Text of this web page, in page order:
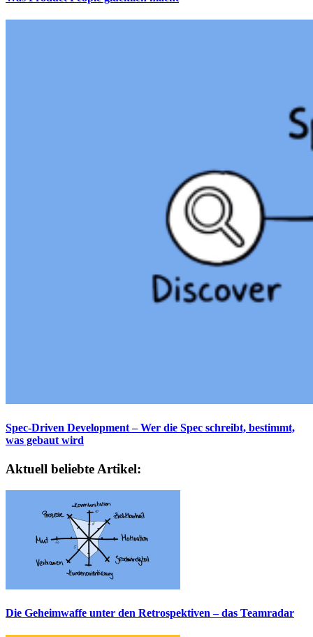
Spec-Driven Development – Wer die Spec schreibt, bestimmt,
was gebaut wird
Aktuell beliebte Artikel:
Die Geheimwaffe unter den Retrospektiven – das Teamradar